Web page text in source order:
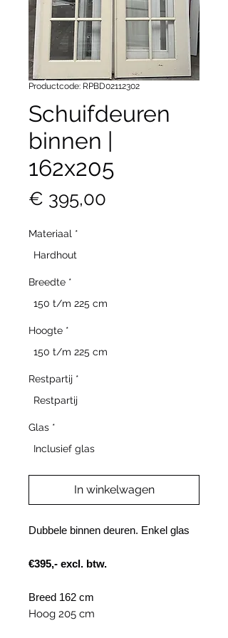
Productcode: RPBD02112302
Schuifdeuren
binnen |
162x205
€ 395,00
Materiaal *
Hardhout
Breedte *
150 t/m 225 cm
Hoogte *
150 t/m 225 cm
Restpartij *
Restpartij
Glas *
Inclusief glas
In winkelwagen
Dubbele binnen deuren. Enkel glas
€395,- excl. btw.
Breed 162 cm
Hoog 205 cm